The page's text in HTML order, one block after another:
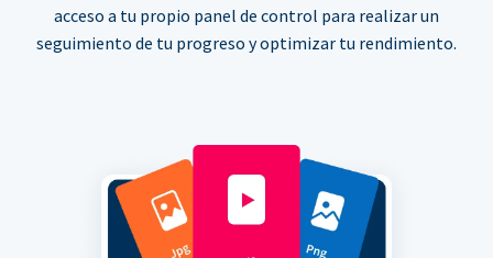
acceso a tu propio panel de control para realizar un
seguimiento de tu progreso y optimizar tu rendimiento.